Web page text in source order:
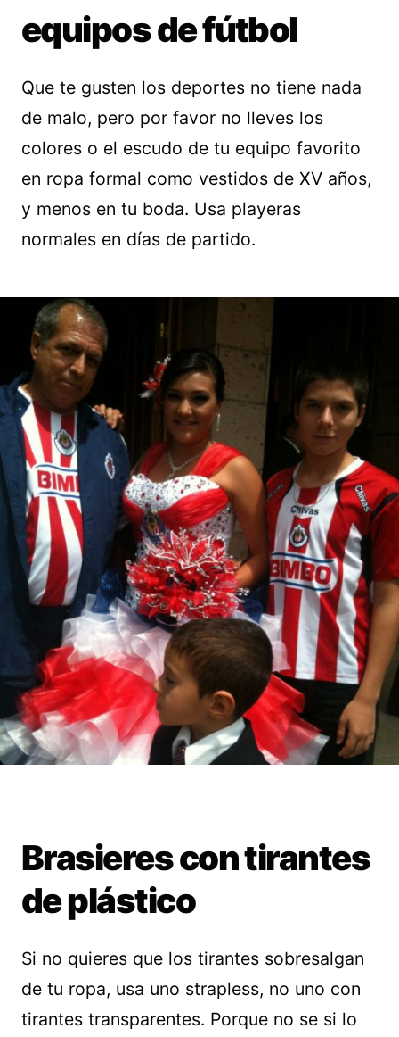
equipos de fútbol
Que te gusten los deportes no tiene nada
de malo, pero por favor no lleves los
colores o el escudo de tu equipo favorito
en ropa formal como vestidos de XV años,
y menos en tu boda. Usa playeras
normales en días de partido.
Brasieres con tirantes
de plástico
Si no quieres que los tirantes sobresalgan
de tu ropa, usa uno strapless, no uno con
tirantes transparentes. Porque no se si lo